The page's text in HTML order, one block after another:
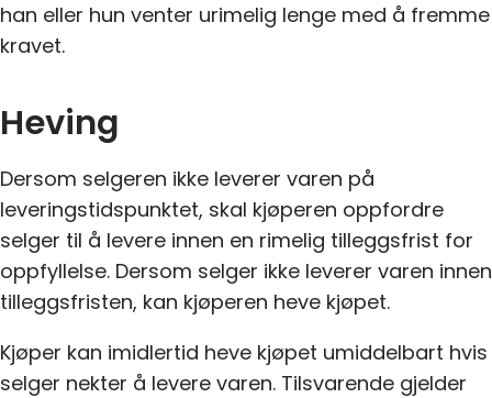
han eller hun venter urimelig lenge med å fremme
kravet.
Heving
Dersom selgeren ikke leverer varen på
leveringstidspunktet, skal kjøperen oppfordre
selger til å levere innen en rimelig tilleggsfrist for
oppfyllelse. Dersom selger ikke leverer varen innen
tilleggsfristen, kan kjøperen heve kjøpet.
Kjøper kan imidlertid heve kjøpet umiddelbart hvis
selger nekter å levere varen. Tilsvarende gjelder